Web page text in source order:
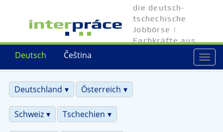
Čeština
Deutsch
die deutsch-
tschechische
Jobbörse |
Fachkräfte aus
Tschechien
Deutschland
Österreich
Schweiz Tschechien